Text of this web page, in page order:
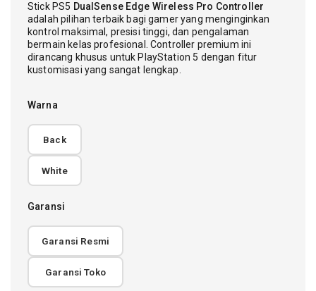
Stick PS5 DualSense Edge Wireless Pro Controller
adalah pilihan terbaik bagi gamer yang menginginkan
kontrol maksimal, presisi tinggi, dan pengalaman
bermain kelas profesional. Controller premium ini
dirancang khusus untuk PlayStation 5 dengan fitur
kustomisasi yang sangat lengkap.
Warna
Back
White
Garansi
Garansi Resmi
Garansi Toko